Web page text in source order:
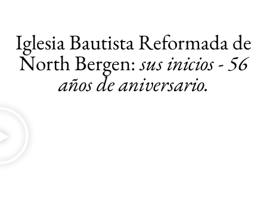
Iglesia Bautista Reformada de
North Bergen:sus inicios - 56
años de aniversario.